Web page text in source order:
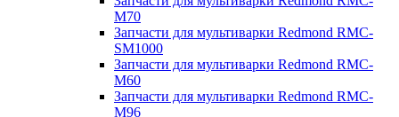
M70
Запчасти для мультиварки Redmond RMC-
SM1000
Запчасти для мультиварки Redmond RMC-
M60
Запчасти для мультиварки Redmond RMC-
M96